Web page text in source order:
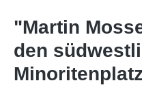
"Martin
den